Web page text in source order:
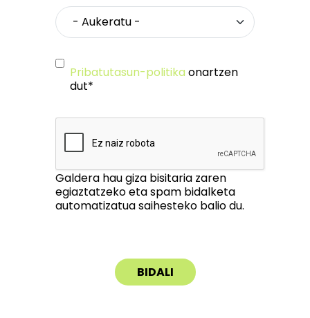
Pribatutasun-politika onartzen
dut*
Galdera hau giza bisitaria zaren
egiaztatzeko eta spam bidalketa
automatizatua saihesteko balio du.